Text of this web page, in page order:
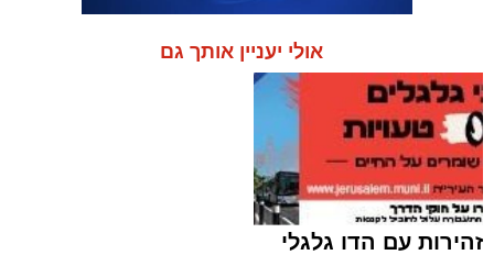
אולי יעניין אותך גם
זהירות עם הדו גלגלי